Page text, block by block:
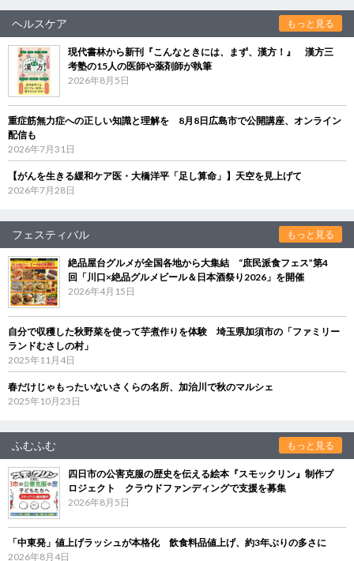
ヘルスケア もっと見る
現代書林から新刊『こんなときには、まず、漢方！』 漢方三
考塾の15人の医師や薬剤師が執筆
2026年8月5日
重症筋無力症への正しい知識と理解を 8月8日広島市で公開講座、オンライン
配信も
2026年7月31日
【がんを生きる緩和ケア医・大橋洋平「足し算命」】天空を見上げて
2026年7月28日
フェスティバル もっと見る
絶品屋台グルメが全国各地から大集結 “庶民派食フェス”第4
回「川口×絶品グルメビール＆日本酒祭り2026」を開催
2026年4月15日
自分で収穫した秋野菜を使って芋煮作りを体験 埼玉県加須市の「ファミリー
ランドむさしの村」
2025年11月4日
春だけじゃもったいないさくらの名所、加治川で秋のマルシェ
2025年10月23日
ふむふむ もっと見る
四日市の公害克服の歴史を伝える絵本『スモックリン』制作プ
ロジェクト クラウドファンディングで支援を募集
2026年8月5日
「中東発」値上げラッシュが本格化 飲食料品値上げ、約3年ぶりの多さに
2026年8月4日